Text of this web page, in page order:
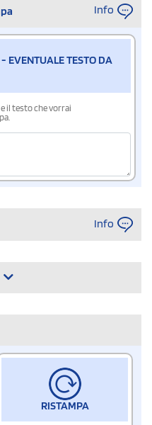
Info
EVENTUALE TESTO DA
il testo che vorrai
Info
RISTAMPA